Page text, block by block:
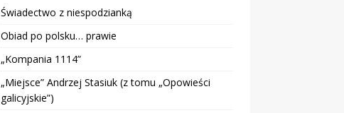
Świadectwo z niespodzianką
Obiad po polsku… prawie
„Kompania 1114”
„Miejsce” Andrzej Stasiuk (z tomu „Opowieści
galicyjskie”)